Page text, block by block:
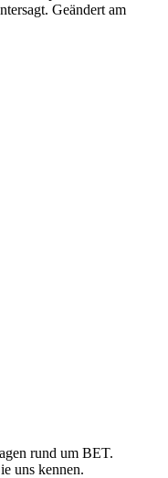
Geändert am
rund um BET.
uns kennen.